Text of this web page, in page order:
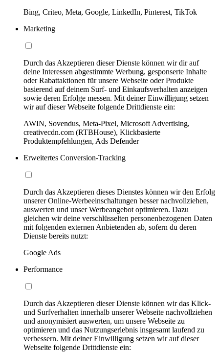
Bing, Criteo, Meta, Google, LinkedIn, Pinterest, TikTok
Marketing
Durch das Akzeptieren dieser Dienste können wir dir auf
deine Interessen abgestimmte Werbung, gesponserte Inhalte
oder Rabattaktionen für unsere Webseite oder Produkte
basierend auf deinem Surf- und Einkaufsverhalten anzeigen
sowie deren Erfolge messen. Mit deiner Einwilligung setzen
wir auf dieser Webseite folgende Drittdienste ein:
AWIN, Sovendus, Meta-Pixel, Microsoft Advertising,
creativecdn.com (RTBHouse), Klickbasierte
Produktempfehlungen, Ads Defender
Erweitertes Conversion-Tracking
Durch das Akzeptieren dieses Dienstes können wir den Erfolg
unserer Online-Werbeeinschaltungen besser nachvollziehen,
auswerten und unser Werbeangebot optimieren. Dazu
gleichen wir deine verschlüsselten personenbezogenen Daten
mit folgenden externen Anbietenden ab, sofern du deren
Dienste bereits nutzt:
Google Ads
Performance
Durch das Akzeptieren dieser Dienste können wir das Klick-
und Surfverhalten innerhalb unserer Webseite nachvollziehen
und anonymisiert auswerten, um unsere Webseite zu
optimieren und das Nutzungserlebnis insgesamt laufend zu
verbessern. Mit deiner Einwilligung setzen wir auf dieser
Webseite folgende Drittdienste ein: